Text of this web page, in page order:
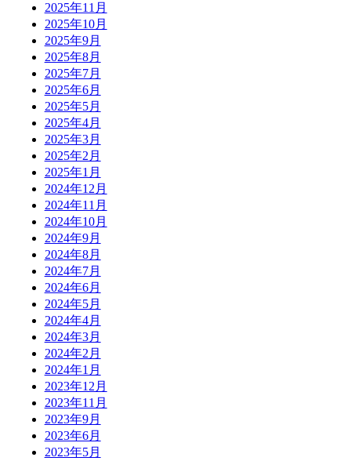
2025年11月
2025年10月
2025年9月
2025年8月
2025年7月
2025年6月
2025年5月
2025年4月
2025年3月
2025年2月
2025年1月
2024年12月
2024年11月
2024年10月
2024年9月
2024年8月
2024年7月
2024年6月
2024年5月
2024年4月
2024年3月
2024年2月
2024年1月
2023年12月
2023年11月
2023年9月
2023年6月
2023年5月